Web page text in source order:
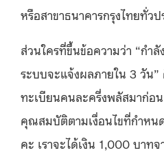
หรือสาขาธนาคารกรุงไทยทั่วป
ส่วนใครที่ขึ้นข้อความว่า “กำ
ระบบจะแจ้งผลภายใน 3 วัน”
ทะเบียนคนละครึ่งพลัสมาก่อน
คุณสมบัติตามเงื่อนไขที่กำห
คะ เราจะได้เงิน 1,000 บาท